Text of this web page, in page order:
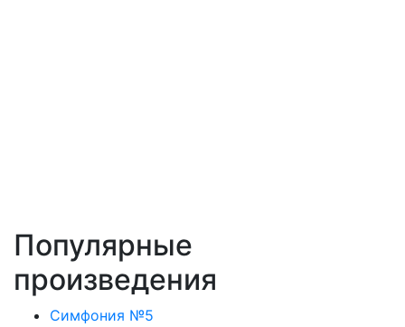
Популярные
произведения
Симфония №5